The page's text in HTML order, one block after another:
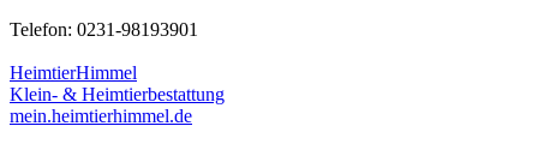
Telefon: 0231-98193901
HeimtierHimmel
Klein- & Heimtierbestattung
mein.heimtierhimmel.de